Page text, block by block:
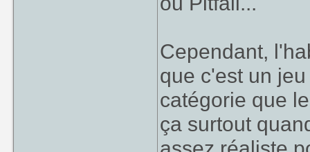
Cependant,
que c'est un
catégorie que
ça surtout